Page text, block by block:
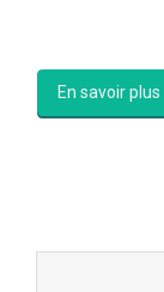
En savoir plus